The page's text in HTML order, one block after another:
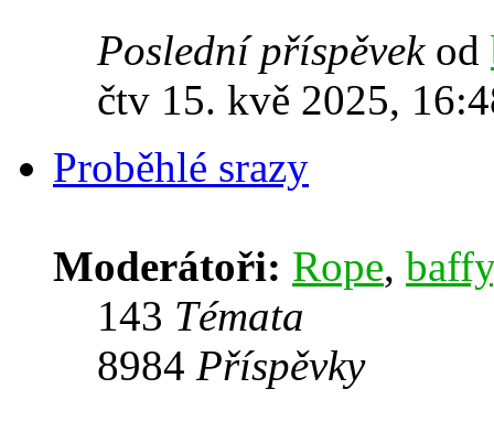
Poslední příspěvekod
čtv 15. kvě 2025,
Proběhlé srazy
Moderátoři: Rope, baffy
143 Témata
8984 Příspěvky